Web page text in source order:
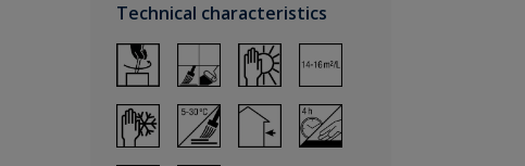
Technical characteristics